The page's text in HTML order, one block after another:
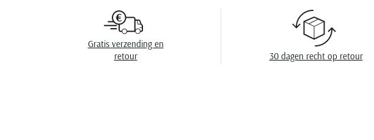
Gratis verzending en
retour
30 dagen recht op retour